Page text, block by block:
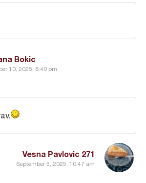
Bokic
10, 2025, 8:40 pm
Vesna Pavlovic 271
September 5, 2025, 10:47 am